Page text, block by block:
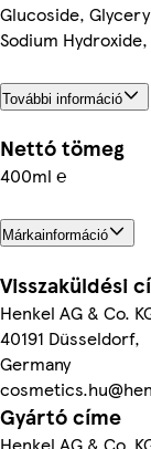
Glucoside,
Sodium
További információ
Nettó tömeg
400ml ℮
Márkainformáció
Visszaküldési
Henkel AG & Co.
40191 Düsseldorf,
Germany
Gyártó címe